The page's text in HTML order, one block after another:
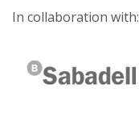
In collaboration with: